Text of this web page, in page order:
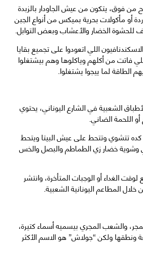
فوق، يتكون من عيش الجاودار بالزبدة
أو مأكولات بحرية بميكس من أنواع الجبن
للحشوة الخضار والأعشاب وبعض التوابل.
اللي اتعودوا على تجميع بقايا
فاتت من أكلهم وياكلوها وهم بيشتغلوا
الطاقة لما ييجوا يشتغلوا.
الشعبية في الشارع اليوناني، يحتوي
أو اللحمة الضاني.
كده تتشوي وتتحط على عيش البيتا ويتحط
وشوية خضار زي الطماطم والبصل والخس
الغداء أو الوجبات المتأخرة، وانتشر
المطاعم اليونانية الشعبية.
والشعب المجري بيسميه أسماء كتيرة،
ونطقها ولكن “جولاش” هو الاسم الأكثر